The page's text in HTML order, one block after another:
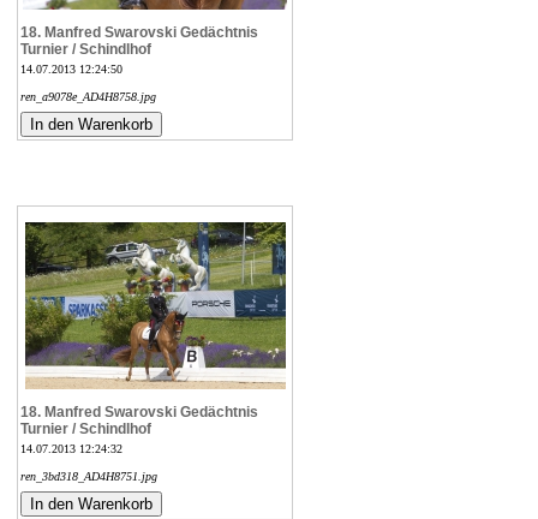
18. Manfred Swarovski Gedächtnis
Turnier / Schindlhof
14.07.2013 12:24:50
ren_a9078e_AD4H8758.jpg
18. Manfred Swarovski Gedächtnis
Turnier / Schindlhof
14.07.2013 12:24:32
ren_3bd318_AD4H8751.jpg